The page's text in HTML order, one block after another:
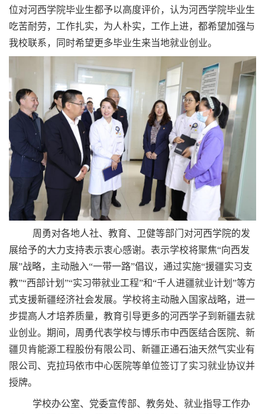
位对河西学院毕业生都予以高度评价，认为河西学院毕业生
吃苦耐劳，工作扎实，为人朴实，工作上进，都希望加强与
我校联系，同时希望更多毕业生来当地就业创业。
周勇对各地人社、教育、卫健等部门对河西学院的发
展给予的大力支持表示衷心感谢。表示学校将聚焦“向西发
展”战略，主动融入“一带一路”倡议，通过实施“援疆实习支
教”“西部计划”“实习带就业工程”和“千人进疆就业计划”等方
式支援新疆经济社会发展。学校将主动融入国家战略，进一
步提高人才培养质量，教育引导更多的河西学子到新疆去就
业创业。期间，周勇代表学校与博乐市中西医结合医院、新
疆贝肯能源工程股份有限公司、新疆正通石油天然气实业有
限公司、克拉玛依市中心医院等单位签订了实习就业协议并
授牌。
学校办公室、党委宣传部、教务处、就业指导工作办